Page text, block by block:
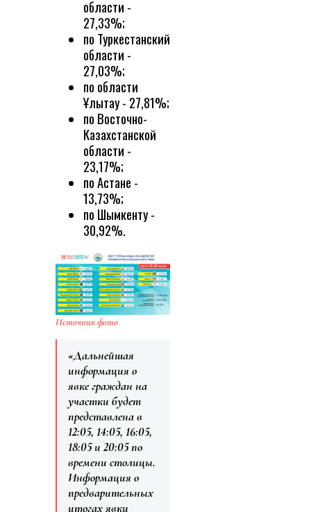
области -
27,33%;
по Туркестанский
области -
27,03%;
по области
Ұлытау - 27,81%;
по Восточно-
Казахстанской
области -
23,17%;
по Астане -
13,73%;
по Шымкенту -
30,92%.
Источник фото
«Дальнейшая
информация о
явке граждан на
участки будет
представлена в
12:05, 14:05, 16:05,
18:05 и 20:05 по
времени столицы.
Информация о
предварительных
итогах явки